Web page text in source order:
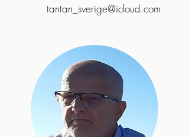
tantan_sverige@icloud.com